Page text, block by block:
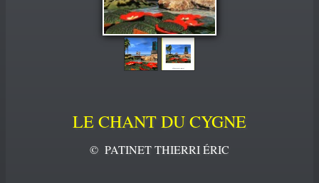
CONTACT
LE CHANT DU CYGNE
© PATINET THIERRI ÉRIC